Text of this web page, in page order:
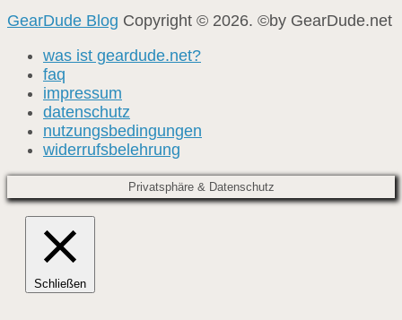
GearDude Blog Copyright © 2026. ©by GearDude.net
was ist geardude.net?
faq
impressum
datenschutz
nutzungsbedingungen
widerrufsbelehrung
Privatsphäre & Datenschutz
Schließen